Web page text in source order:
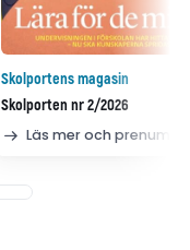
Skolportens magasin
Skolporten nr 2/2026
Läs mer och